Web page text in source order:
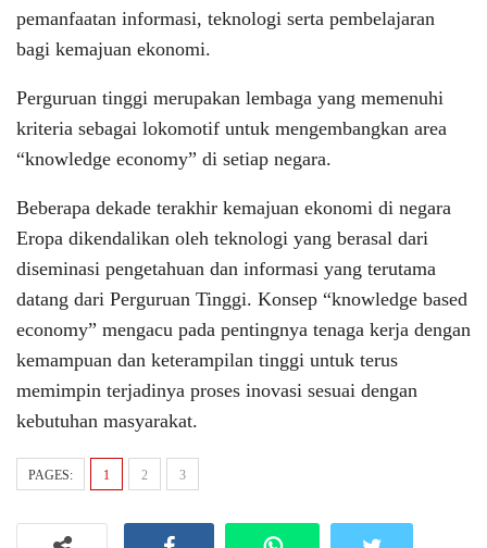
pemanfaatan informasi, teknologi serta pembelajaran
bagi kemajuan ekonomi.
Perguruan tinggi merupakan lembaga yang memenuhi
kriteria sebagai lokomotif untuk mengembangkan area
“knowledge economy” di setiap negara.
Beberapa dekade terakhir kemajuan ekonomi di negara
Eropa dikendalikan oleh teknologi yang berasal dari
diseminasi pengetahuan dan informasi yang terutama
datang dari Perguruan Tinggi. Konsep “knowledge based
economy” mengacu pada pentingnya tenaga kerja dengan
kemampuan dan keterampilan tinggi untuk terus
memimpin terjadinya proses inovasi sesuai dengan
kebutuhan masyarakat.
PAGES: 1 2 3